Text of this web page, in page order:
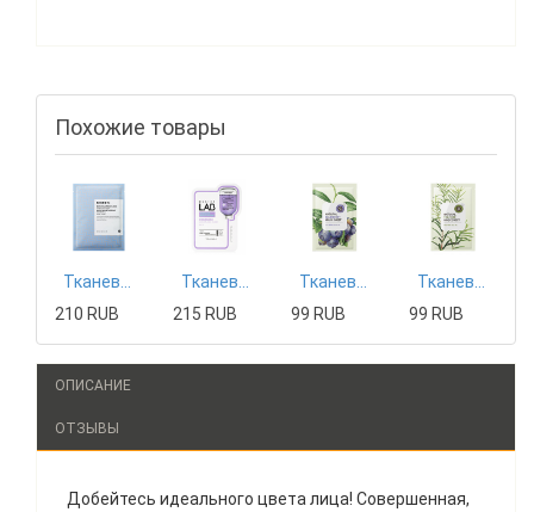
Похожие товары
210 RUB
215 RUB
99 RUB
99 RUB
ОПИСАНИЕ
ОТЗЫВЫ
Добейтесь идеального цвета лица! Совершенная,